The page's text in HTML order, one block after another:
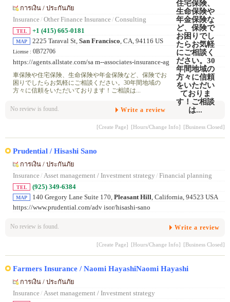
การเงิน / ประกันภัย
Insurance/ Other Finance Insurance/ Consulting
TEL +1 (415) 665-0181
MAP 2225 Taraval St, San Francisco, CA, 94116 US
License : 0B72706
https://agents.allstate.com/sa m--associates-insurance-ag
ency -san-francisco-ca3.html
車保険や住宅保険、生命保険や年金保険など、保険でお
困りでしたらお気軽にご相談ください。30年間地域の
方々に信頼をいただいております！ご相談は...
No review is found. Write a review
[Create Page] [Hours/Change Info] [Business Closed]
Prudential / Hisashi Sano
การเงิน / ประกันภัย
Insurance/ Asset management / Investment strategy / Financial planning
TEL (925) 349-6384
MAP 140 Gregory Lane Suite 170, Pleasant Hill , California, 94523 USA
https://www.prudential.com/adv isor/hisashi-sano
No review is found. Write a review
[Create Page] [Hours/Change Info] [Business Closed]
Farmers Insurance / Naomi HayashiNaomi Hayashi
การเงิน / ประกันภัย
Insurance/ Asset management / Investment strategy